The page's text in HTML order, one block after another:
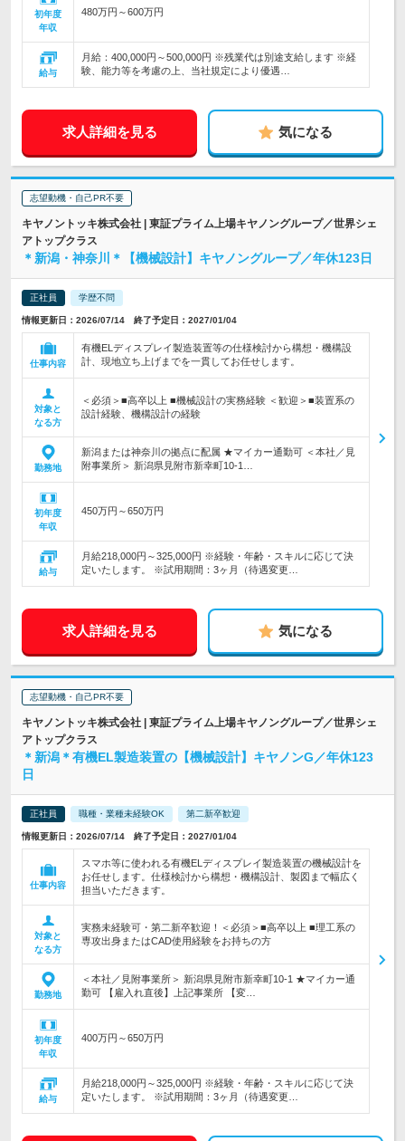
初年度
年収
480万円～600万円
給与
月給：400,000円～500,000円 ※残業代は別途支給します ※経
験、能力等を考慮の上、当社規定により優遇…
求人詳細を見る 気になる
志望動機・自己PR不要
キヤノントッキ株式会社 | 東証プライム上場キヤノングループ／世界シェ
アトップクラス
＊新潟・神奈川＊【機械設計】キヤノングループ／年休123日
正社員 学歴不問
情報更新日：2026/07/14 終了予定日：2027/01/04
仕事内容
有機ELディスプレイ製造装置等の仕様検討から構想・機構設
計、現地立ち上げまでを一貫してお任せします。
対象と
なる方
＜必須＞■高卒以上 ■機械設計の実務経験 ＜歓迎＞■装置系の
設計経験、機構設計の経験
勤務地
新潟または神奈川の拠点に配属 ★マイカー通勤可 ＜本社／見
附事業所＞ 新潟県見附市新幸町10-1…
初年度
年収
450万円～650万円
給与
月給218,000円～325,000円 ※経験・年齢・スキルに応じて決
定いたします。 ※試用期間：3ヶ月（待遇変更…
求人詳細を見る 気になる
志望動機・自己PR不要
キヤノントッキ株式会社 | 東証プライム上場キヤノングループ／世界シェ
アトップクラス
＊新潟＊有機EL製造装置の【機械設計】キヤノンG／年休123
日
正社員 職種・業種未経験OK 第二新卒歓迎
情報更新日：2026/07/14 終了予定日：2027/01/04
仕事内容
スマホ等に使われる有機ELディスプレイ製造装置の機械設計を
お任せします。仕様検討から構想・機構設計、製図まで幅広く
担当いただきます。
対象と
なる方
実務未経験可・第二新卒歓迎！＜必須＞■高卒以上 ■理工系の
専攻出身またはCAD使用経験をお持ちの方
勤務地
＜本社／見附事業所＞ 新潟県見附市新幸町10-1 ★マイカー通
勤可 【雇入れ直後】上記事業所 【変…
初年度
年収
400万円～650万円
給与
月給218,000円～325,000円 ※経験・年齢・スキルに応じて決
定いたします。 ※試用期間：3ヶ月（待遇変更…